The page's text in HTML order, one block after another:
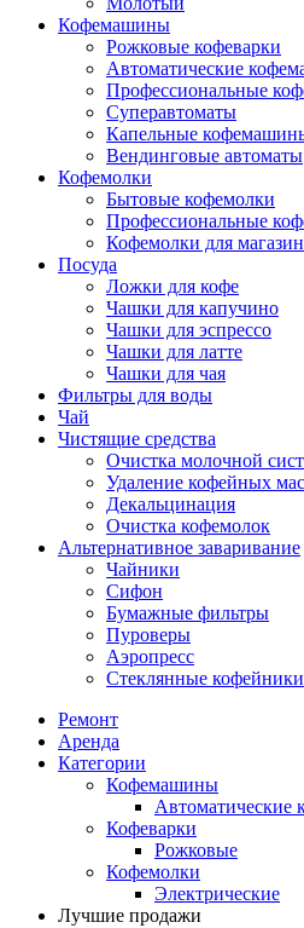
Кофемашины
Рожковые кофеварки
Автоматические
Профессиональные
Суперавтоматы
Капельные
Вендинговые автоматы
Кофемолки
Бытовые кофемолки
Профессиональные
Кофемолки для
Посуда
Ложки для кофе
Чашки для капучино
Чашки для эспрессо
Чашки для латте
Чашки для чая
Фильтры для воды
Чай
Чистящие средства
Очистка молочной
Удаление кофейных
Декальцинация
Очистка кофемолок
Альтернативное заваривание
Чайники
Сифон
Бумажные фильтры
Пуроверы
Аэропресс
Стеклянные кофейники
Ремонт
Аренда
Категории
Кофемашины
Автоматические
Кофеварки
Рожковые
Кофемолки
Электрические
Лучшие продажи